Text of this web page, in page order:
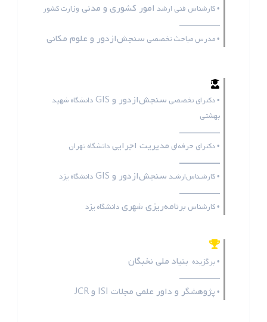
• کارشناس فنی ارشد امور کشوری و مدنی وزارت کشور
ـــــــــــــــــ
• مدرس مباحث تخصصی سنجش‌ازدور و علوم مکانی
• دکترای تخصصی سنجش‌ازدور و GIS
دانشگاه شهید
بهشتی
ـــــــــــــــــ
• دکترای حرفه‌ای مدیریت اجرایی دانشگاه تهران
ـــــــــــــــــ
• کارشـناس‌ارشـد سنجش‌ازدور و GIS دانشگاه یزد
ـــــــــــــــــ
• کارشناس برنامه‌ریزی شهری دانشگاه یزد
• برگزیده بنیاد ملی نخبگان
ـــــــــــــــــ
• پژوهشگر و داور علمی مجلات ISI وJCR